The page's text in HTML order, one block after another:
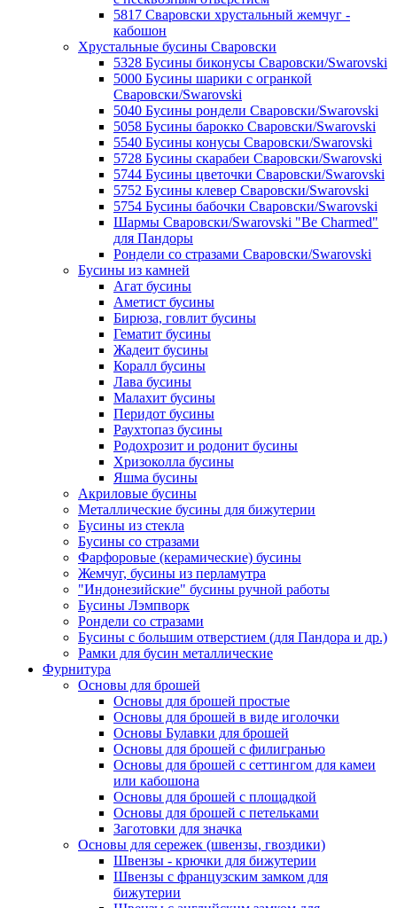
5817 Сваровски хрустальный жемчуг -
кабошон
Хрустальные бусины Сваровски
5328 Бусины биконусы Сваровски/Swarovski
5000 Бусины шарики с огранкой
Сваровски/Swarovski
5040 Бусины рондели Сваровски/Swarovski
5058 Бусины барокко Сваровски/Swarovski
5540 Бусины конусы Сваровски/Swarovski
5728 Бусины скарабеи Сваровски/Swarovski
5744 Бусины цветочки Сваровски/Swarovski
5752 Бусины клевер Сваровски/Swarovski
5754 Бусины бабочки Сваровски/Swarovski
Шармы Сваровски/Swarovski "Be Charmed"
для Пандоры
Рондели со стразами Сваровски/Swarovski
Бусины из камней
Агат бусины
Аметист бусины
Бирюза, говлит бусины
Гематит бусины
Жадеит бусины
Коралл бусины
Лава бусины
Малахит бусины
Перидот бусины
Раухтопаз бусины
Родохрозит и родонит бусины
Хризоколла бусины
Яшма бусины
Акриловые бусины
Металлические бусины для бижутерии
Бусины из стекла
Бусины со стразами
Фарфоровые (керамические) бусины
Жемчуг, бусины из перламутра
"Индонезийские" бусины ручной работы
Бусины Лэмпворк
Рондели со стразами
Бусины с большим отверстием (для Пандора и др.)
Рамки для бусин металлические
Фурнитура
Основы для брошей
Основы для брошей простые
Основы для брошей в виде иголочки
Основы Булавки для брошей
Основы для брошей с филигранью
Основы для брошей с сеттингом для камеи
или кабошона
Основы для брошей с площадкой
Основы для брошей с петельками
Заготовки для значка
Основы для сережек (швензы, гвоздики)
Швензы - крючки для бижутерии
Швензы с французским замком для
бижутерии